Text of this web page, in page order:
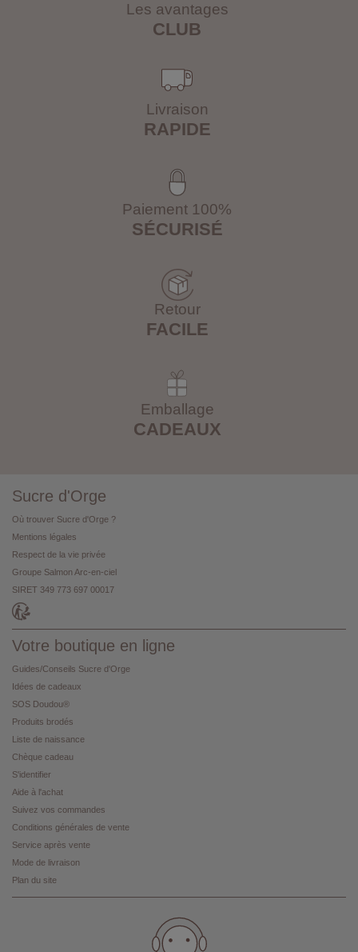
Les avantages
CLUB
Livraison
RAPIDE
Paiement 100%
SÉCURISÉ
Retour
FACILE
Emballage
CADEAUX
Sucre d'Orge
Où trouver Sucre d'Orge ?
Mentions légales
Respect de la vie privée
Groupe Salmon Arc-en-ciel
SIRET 349 773 697 00017
Votre boutique en ligne
Guides/Conseils Sucre d'Orge
Idées de cadeaux
SOS Doudou®
Produits brodés
Liste de naissance
Chèque cadeau
S'identifier
Aide à l'achat
Suivez vos commandes
Conditions générales de vente
Service après vente
Mode de livraison
Plan du site